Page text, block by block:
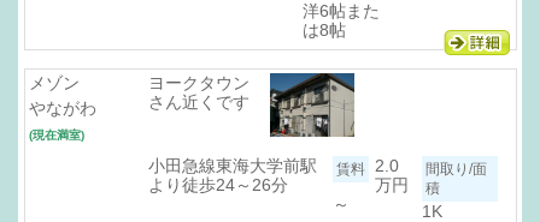
洋6帖また
は8帖
メゾン
やながわ
(現在満室)
ヨークタウン
さん近くです
小田急線東海大学前駅
より徒歩24～26分
2.0
万円
～
1K